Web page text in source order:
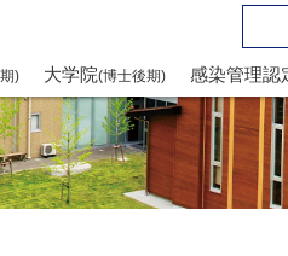
) 大学院(博士後期) 感染管理認